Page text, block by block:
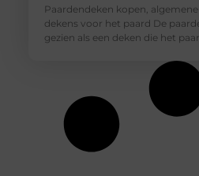
Paardendeken kopen,
dekens voor het paard De
gezien als een deken die het